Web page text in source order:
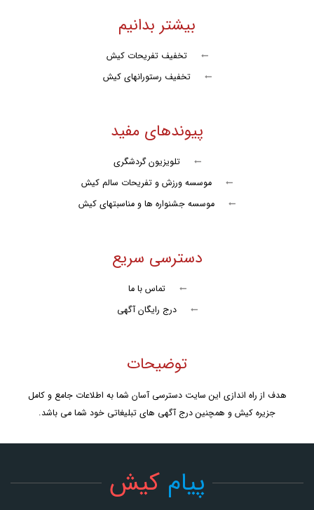
جنگ شبانه دینامیت شو
جنگ ستارگان رنگارنگ
کشتی اوستا
کشتی تفریحی نوید دریا
کشتی آکواریوم
بیشتر بدانیم
تخفیف تفریحات کیش
تخفیف رستورانهای کیش
پیوندهای مفید
تلویزیون گردشگری
موسسه ورزش و تفریحات سالم کیش
موسسه جشنواره ها و مناسبتهای کیش
دسترسی سریع
تماس با ما
درج رایگان آگهی
توضیحات
هدف از راه اندازی این سایت دسترسی آسان شما به اطلاعات جامع و کامل
جزیره کیش و همچنین درج آگهی های تبلیغاتی خود شما می باشد.
پیامکیش